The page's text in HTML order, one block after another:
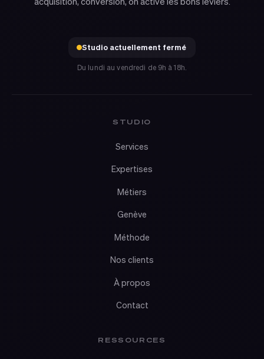
Studio actuellement fermé
Du lundi au vendredi de 9h à 18h.
STUDIO
Services
Expertises
Métiers
Genève
Méthode
Nos clients
À propos
Contact
RESSOURCES